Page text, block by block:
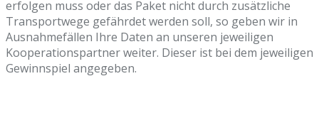
erfolgen muss oder das Paket nicht durch zusätzliche
Transportwege gefährdet werden soll, so geben wir in
Ausnahmefällen Ihre Daten an unseren jeweiligen
Kooperationspartner weiter. Dieser ist bei dem jeweiligen
Gewinnspiel angegeben.